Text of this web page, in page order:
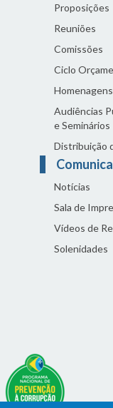
Proposições
Reuniões
Comissões
Ciclo
Homenagens
Audiências
e Seminários
Distribuição
Notícias
Sala de
Vídeos de
Solenidades